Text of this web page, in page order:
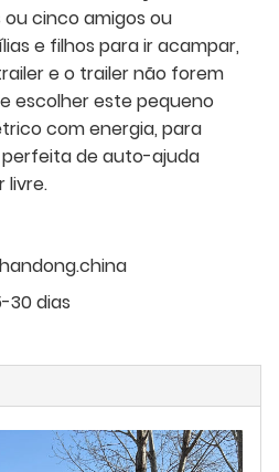
cinco amigos ou
e filhos para ir acampar,
e o trailer não forem
escolher este pequeno
com energia, para
de auto-ajuda
livre.
30 dias